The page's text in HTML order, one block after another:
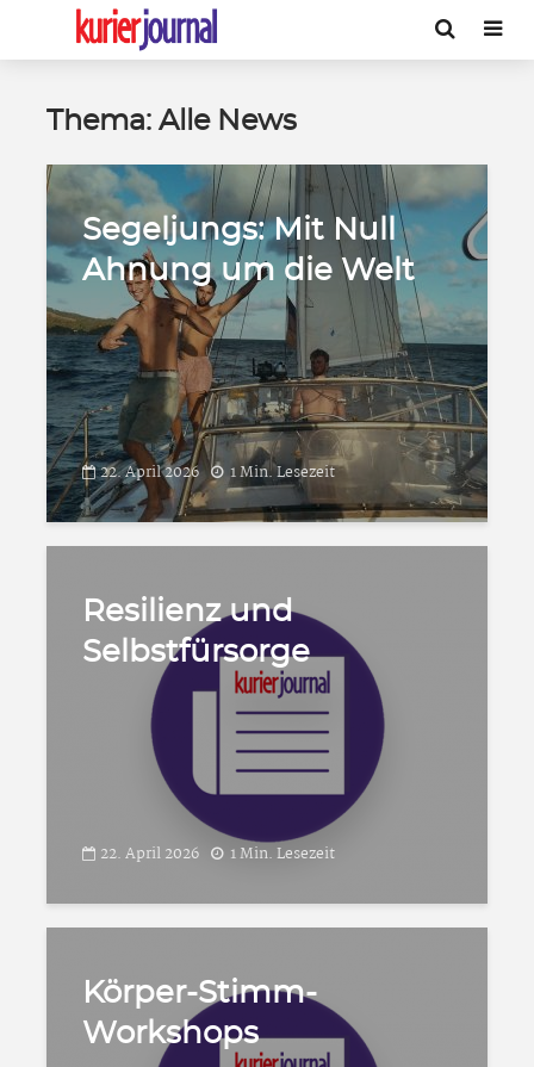
Thema: Alle News
Segeljungs: Mit Null
Ahnung um die Welt
22. April 2026 1 Min. Lesezeit
Resilienz und
Selbstfürsorge
22. April 2026 1 Min. Lesezeit
Körper-Stimm-
Workshops